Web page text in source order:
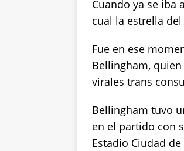
Cuando ya se iba
cual la estrella
Fue en ese
Bellingham,
virales trans
Bellingham tuvo
en el partido con
Estadio Ciudad